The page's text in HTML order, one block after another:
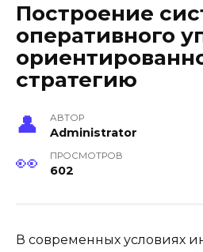
Построение
оперативного
стратегию
АВТОР
Administrator
ПРОСМОТРОВ
602
В современных условиях